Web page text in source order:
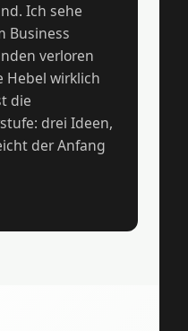
Ich sehe
Business
verloren
wirklich
die
drei Ideen,
der Anfang